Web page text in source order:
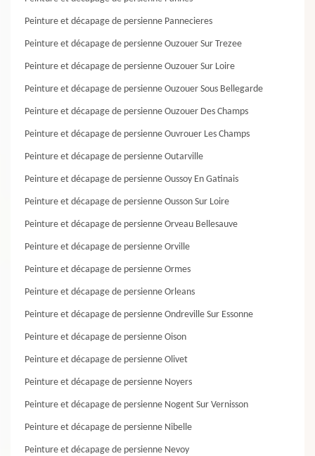
Peinture et décapage de persienne Pannecieres
Peinture et décapage de persienne Ouzouer Sur Trezee
Peinture et décapage de persienne Ouzouer Sur Loire
Peinture et décapage de persienne Ouzouer Sous Bellegarde
Peinture et décapage de persienne Ouzouer Des Champs
Peinture et décapage de persienne Ouvrouer Les Champs
Peinture et décapage de persienne Outarville
Peinture et décapage de persienne Oussoy En Gatinais
Peinture et décapage de persienne Ousson Sur Loire
Peinture et décapage de persienne Orveau Bellesauve
Peinture et décapage de persienne Orville
Peinture et décapage de persienne Ormes
Peinture et décapage de persienne Orleans
Peinture et décapage de persienne Ondreville Sur Essonne
Peinture et décapage de persienne Oison
Peinture et décapage de persienne Olivet
Peinture et décapage de persienne Noyers
Peinture et décapage de persienne Nogent Sur Vernisson
Peinture et décapage de persienne Nibelle
Peinture et décapage de persienne Nevoy